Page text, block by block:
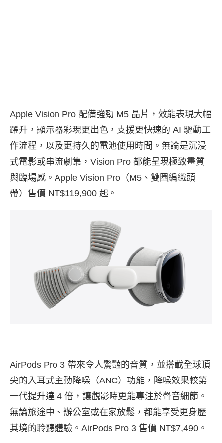
Apple Vision Pro 配備強勁 M5 晶片，效能表現大幅
躍升，顯示器彩現更出色，支援更快速的 AI 驅動工
作流程，以及更持久的電池使用時間。無論是沉浸
式電影或串流劇集，Vision Pro 都能呈現極致畫質
與臨場感。 Apple Vision Pro（M5、雙圈編織頭
帶）售價 NT$119,900 起 。
AirPods Pro 3 帶來令人驚豔的音質，並搭載全球頂
尖的入耳式主動降噪（ANC）功能，降噪效果較第
一代提升達 4 倍，讓觀影時更能專注於聲音細節。
無論旅途中、辦公室或在家放鬆，都能享受更身歷
其境的聆聽體驗。 AirPods Pro 3 售價 NT$7,490 。